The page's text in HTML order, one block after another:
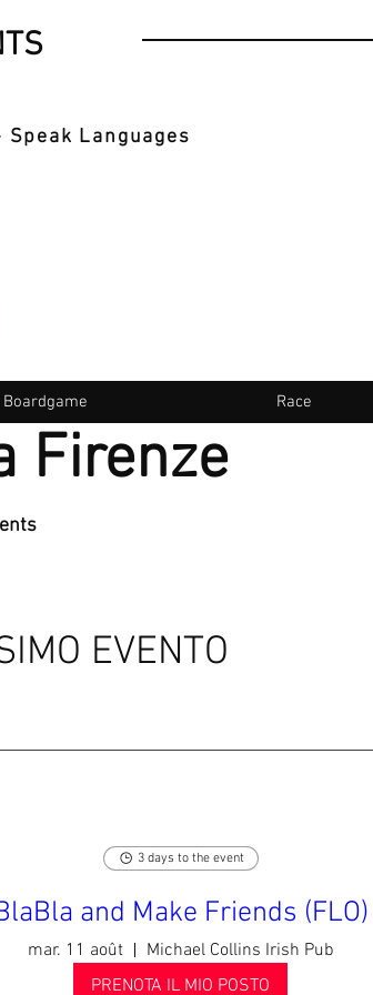
Languages
Boardgame Race
Firenze
EVENTO
3 days to the event
and Make Friends (FLO)
mar. 11 août
Michael Collins Irish Pub
PRENOTA IL MIO POSTO